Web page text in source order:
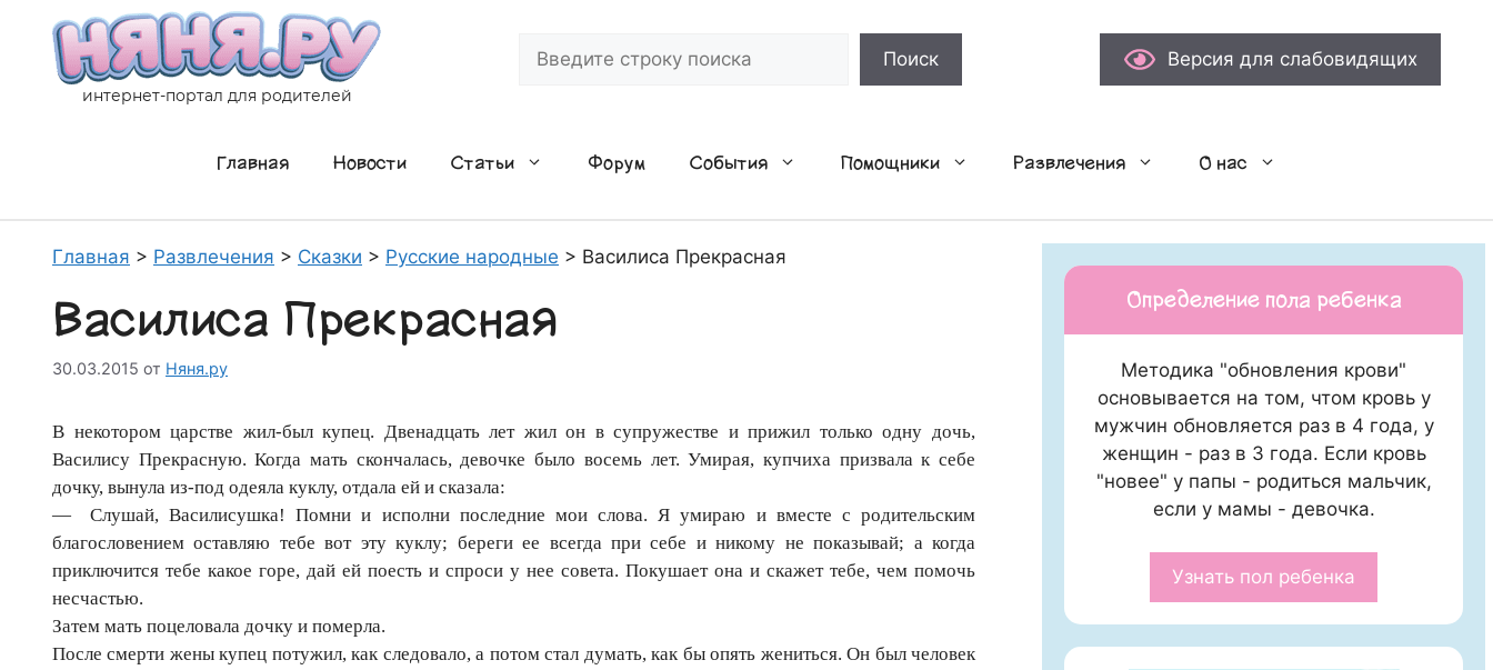
содержимому
интернет-портал для родителей
Поиск Версия для слабовидящих
Главная Новости Статьи Форум События Помощники Развлечения О нас
Главная > Развлечения > Сказки > Русские народные > Василиса Прекрасная
Василиса Прекрасная
30.03.2015 от Няня.ру
В некотором царстве жил-был купец. Двенадцать лет жил он в супружестве и прижил только одну дочь,
Василису Прекрасную. Когда мать скончалась, девочке было восемь лет. Умирая, купчиха призвала к себе
дочку, вынула из-под одеяла куклу, отдала ей и сказала:
— Слушай, Василисушка! Помни и исполни последние мои слова. Я умираю и вместе с родительским
благословением оставляю тебе вот эту куклу; береги ее всегда при себе и никому не показывай; а когда
приключится тебе какое горе, дай ей поесть и спроси у нее совета. Покушает она и скажет тебе, чем помочь
несчастью.
Затем мать поцеловала дочку и померла.
После смерти жены купец потужил, как следовало, а потом стал думать, как бы опять жениться. Он был человек
Определение пола ребенка
Методика "обновления крови"
основывается на том, чтом кровь у
мужчин обновляется раз в 4 года, у
женщин - раз в 3 года. Если кровь
"новее" у папы - родиться мальчик,
если у мамы - девочка.
Узнать пол ребенка